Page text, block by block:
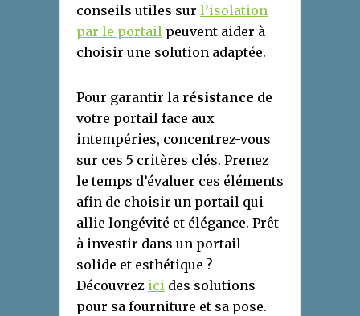
conseils utiles sur l’isolation
par le portail peuvent aider à
choisir une solution adaptée.
Pour garantir la résistance de
votre portail face aux
intempéries, concentrez-vous
sur ces 5 critères clés. Prenez
le temps d’évaluer ces éléments
afin de choisir un portail qui
allie longévité et élégance. Prêt
à investir dans un portail
solide et esthétique ?
Découvrez ici des solutions
pour sa fourniture et sa pose.